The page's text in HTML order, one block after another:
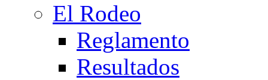
El Rodeo
Reglamento
Resultados